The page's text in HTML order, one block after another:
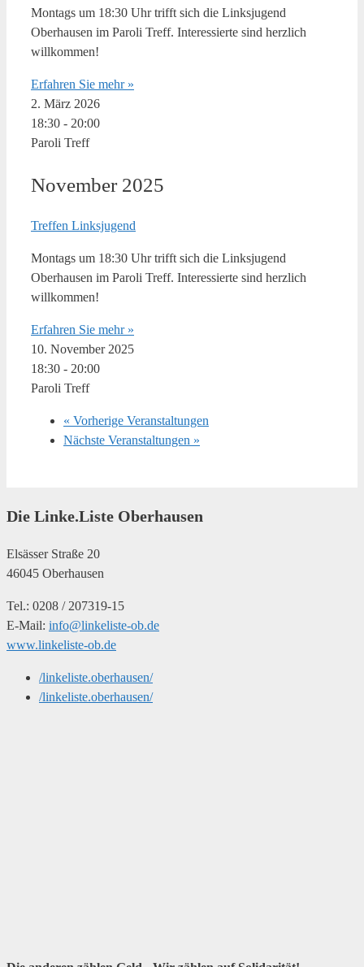
Montags um 18:30 Uhr trifft sich die Linksjugend
Oberhausen im Paroli Treff. Interessierte sind herzlich
willkommen!
Erfahren Sie mehr »
2. März 2026
18:30 - 20:00
Paroli Treff
November 2025
Treffen Linksjugend
Montags um 18:30 Uhr trifft sich die Linksjugend
Oberhausen im Paroli Treff. Interessierte sind herzlich
willkommen!
Erfahren Sie mehr »
10. November 2025
18:30 - 20:00
Paroli Treff
« Vorherige Veranstaltungen
Nächste Veranstaltungen »
Die Linke.Liste Oberhausen
Elsässer Straße 20
46045 Oberhausen
Tel.: 0208 / 207319-15
E-Mail: info@linkeliste-ob.de
www.linkeliste-ob.de
/linkeliste.oberhausen/
/linkeliste.oberhausen/